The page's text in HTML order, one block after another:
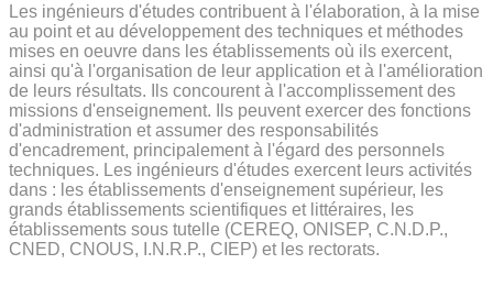
Les ingénieurs d'études contribuent à l'élaboration, à la mise
au point et au développement des techniques et méthodes
mises en oeuvre dans les établissements où ils exercent,
ainsi qu'à l'organisation de leur application et à l'amélioration
de leurs résultats. Ils concourent à l'accomplissement des
missions d'enseignement. Ils peuvent exercer des fonctions
d'administration et assumer des responsabilités
d'encadrement, principalement à l'égard des personnels
techniques. Les ingénieurs d'études exercent leurs activités
dans : les établissements d'enseignement supérieur, les
grands établissements scientifiques et littéraires, les
établissements sous tutelle (CEREQ, ONISEP, C.N.D.P.,
CNED, CNOUS, I.N.R.P., CIEP) et les rectorats.